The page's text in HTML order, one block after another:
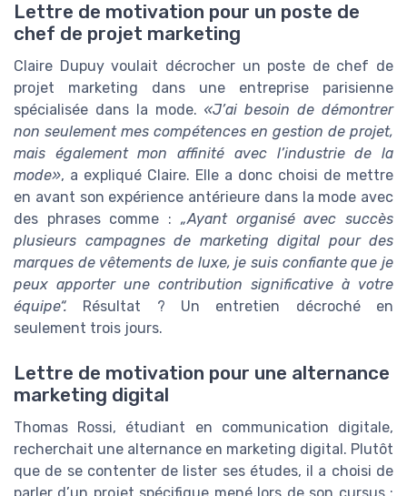
Lettre de motivation pour un poste de
chef de projet marketing
Claire Dupuy voulait décrocher un poste de chef de
projet marketing dans une entreprise parisienne
spécialisée dans la mode. «J’ai besoin de démontrer
non seulement mes compétences en gestion de projet,
mais également mon affinité avec l’industrie de la
mode», a expliqué Claire. Elle a donc choisi de mettre
en avant son expérience antérieure dans la mode avec
des phrases comme : „Ayant organisé avec succès
plusieurs campagnes de marketing digital pour des
marques de vêtements de luxe, je suis confiante que je
peux apporter une contribution significative à votre
équipe“. Résultat ? Un entretien décroché en
seulement trois jours.
Lettre de motivation pour une alternance
marketing digital
Thomas Rossi, étudiant en communication digitale,
recherchait une alternance en marketing digital. Plutôt
que de se contenter de lister ses études, il a choisi de
parler d’un projet spécifique mené lors de son cursus :